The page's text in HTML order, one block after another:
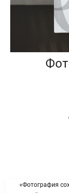
«Фотография